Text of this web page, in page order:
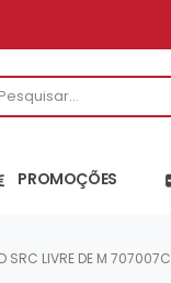
PROMOÇÕES
SRC LIVRE DE M 707007C